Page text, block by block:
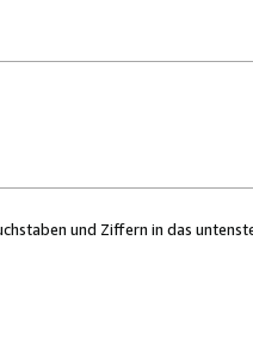
und Ziffern in das